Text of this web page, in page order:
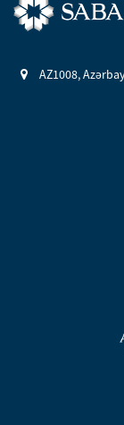
AZ1008,